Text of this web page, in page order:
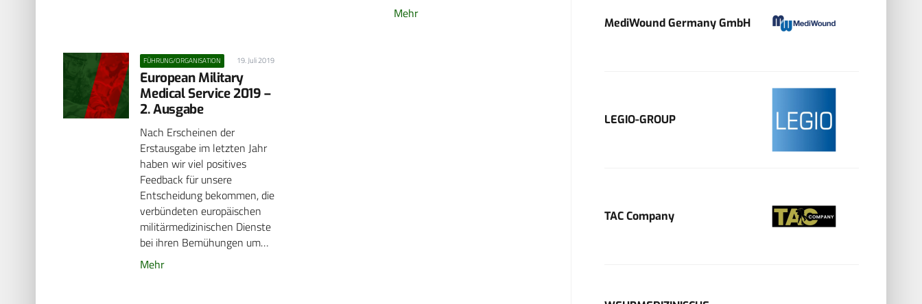
Mehr
FÜHRUNG/ORGANISATION 19. Juli 2019
European Military
Medical Service 2019 –
2. Ausgabe
Nach Erscheinen der
Erstausgabe im letzten Jahr
haben wir viel positives
Feedback für unsere
Entscheidung bekommen, die
verbündeten europäischen
militärmedizinischen Dienste
bei ihren Bemühungen um…
Mehr
MediWound Germany GmbH
LEGIO-GROUP
TAC Company